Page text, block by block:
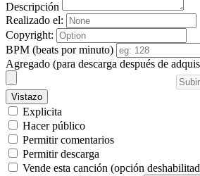
Descripción
Realizado el:
Copyright:
BPM (beats por minuto)
Agregado (para descarga después de
Vistazo
Explicita
Hacer público
Permitir comentarios
Permitir descarga
Vende esta canción (opción